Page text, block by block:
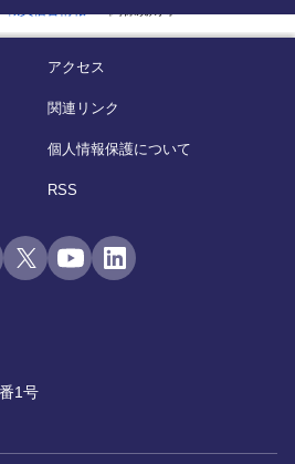
1号
アクセス
関連リンク
個人情報保護について
RSS